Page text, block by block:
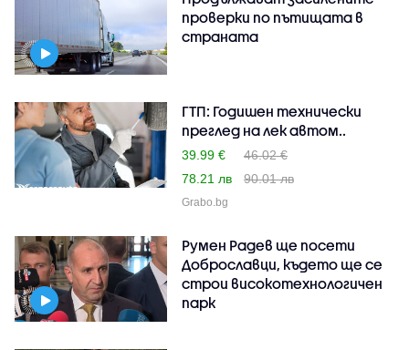
проверки по пътищата в
страната
ГТП: Годишен технически
преглед на лек автом..
39.99 €
46.02 €
78.21 лв
90.01 лв
Grabo.bg
Румен Радев ще посети
Доброславци, където ще се
строи високотехнологичен
парк